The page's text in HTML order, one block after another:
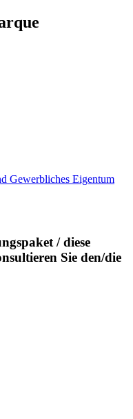
Gewerbliches Eigentum
/ diese
Sie den/die